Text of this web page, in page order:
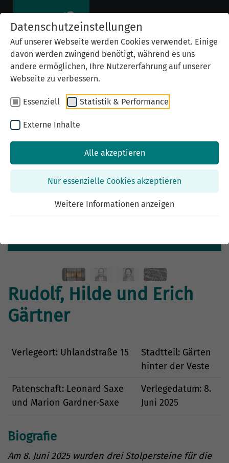
Datenschutzeinstellungen
Auf unserer Webseite werden Cookies verwendet. Einige
davon werden zwingend benötigt, während es uns
andere ermöglichen, Ihre Nutzererfahrung auf unserer
Webseite zu verbessern.
Essenziell Statistik & Performance
Externe Inhalte
Alle akzeptieren
Nur essenzielle Cookies akzeptieren
Weitere Informationen anzeigen
Previous
Rudolf, Hilde und Erich
Gärtner
Verlegeort: Uhlandstraße 15
Stadtteil: Gärten
hinter der Veste
Patenschaft: Leonard Saxe
und Marion Gardner-Saxe
Verlegedatum: 8.
Juni 2025
Biografie
Am 8. Juni 2025 wurden drei Stolpersteine für die